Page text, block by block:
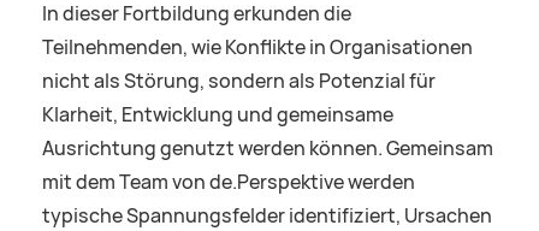
In dieser Fortbildung erkunden die
Teilnehmenden, wie Konflikte in Organisationen
nicht als Störung, sondern als Potenzial für
Klarheit, Entwicklung und gemeinsame
Ausrichtung genutzt werden können. Gemeinsam
mit dem Team von de.Perspektive werden
typische Spannungsfelder identifiziert, Ursachen